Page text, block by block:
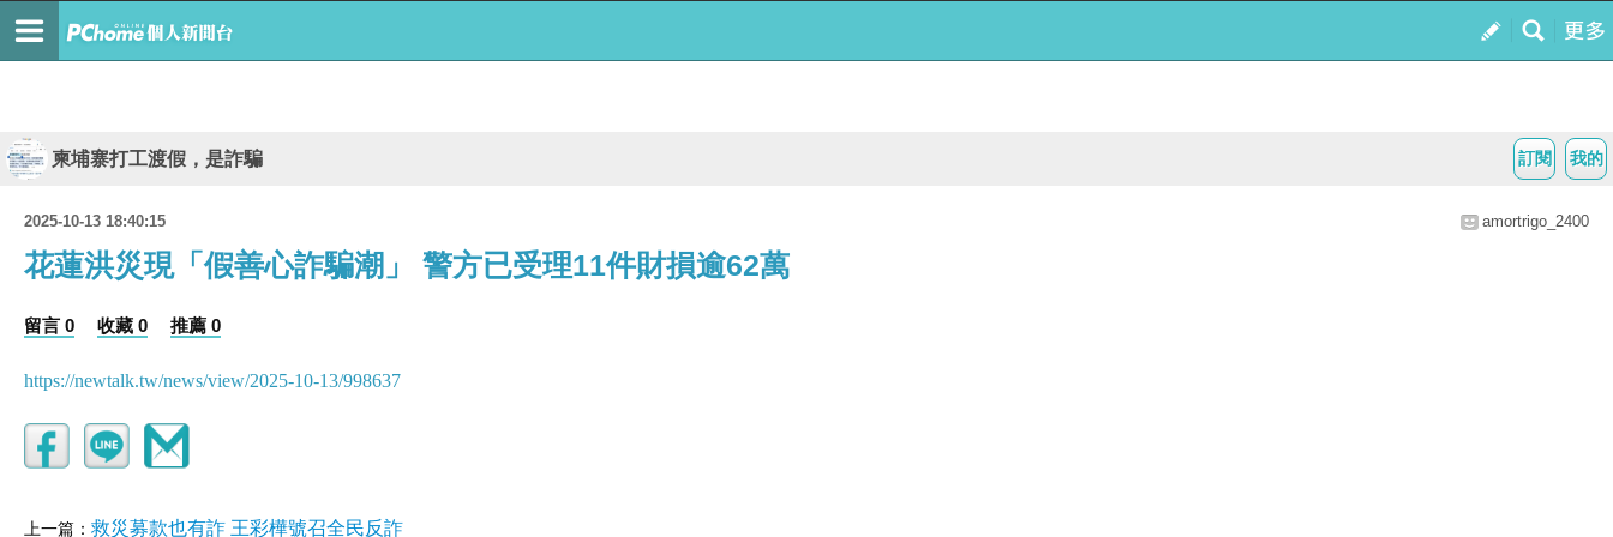
我的
訂閱
柬埔寨打工渡假，是詐騙
2025-10-13 18:40:15 amortrigo_2400
花蓮洪災現「假善心詐騙潮」 警方已受理11件財損逾62萬
留言 0 收藏 0 推薦 0
https://newtalk.tw/news/view/2025-10-13/998637
上一篇： 救災募款也有詐 王彩樺號召全民反詐